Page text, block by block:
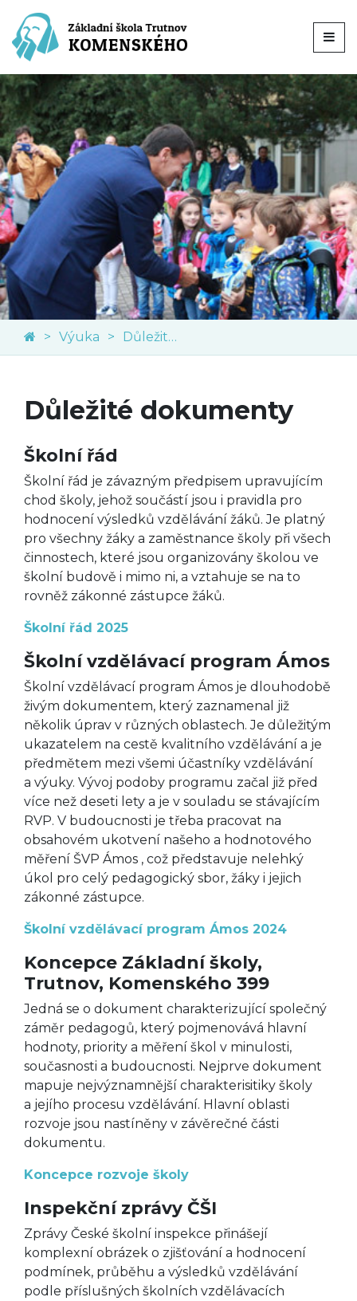
Výuka Důležité dokumenty
Důležité dokumenty
Školní řád
Školní řád je závazným předpisem upravujícím
chod školy, jehož součástí jsou i pravidla pro
hodnocení výsledků vzdělávání žáků. Je platný
pro všechny žáky a zaměstnance školy při všech
činnostech, které jsou organizovány školou ve
školní budově i mimo ni, a vztahuje se na to
rovněž zákonné zástupce žáků.
Školní řád 2025
Školní vzdělávací program Ámos
Školní vzdělávací program Ámos je dlouhodobě
živým dokumentem, který zaznamenal již
několik úprav v různých oblastech. Je důležitým
ukazatelem na cestě kvalitního vzdělávání a je
předmětem mezi všemi účastníky vzdělávání
a výuky. Vývoj podoby programu začal již před
více než deseti lety a je v souladu se stávajícím
RVP. V budoucnosti je třeba pracovat na
obsahovém ukotvení našeho a hodnotového
měření ŠVP Ámos , což představuje nelehký
úkol pro celý pedagogický sbor, žáky i jejich
zákonné zástupce.
Školní vzdělávací program Ámos 2024
Koncepce Základní školy,
Trutnov, Komenského 399
Jedná se o dokument charakterizující společný
záměr pedagogů, který pojmenovává hlavní
hodnoty, priority a měření škol v minulosti,
současnosti a budoucnosti. Nejprve dokument
mapuje nejvýznamnější charakterisitiky školy
a jejího procesu vzdělávání. Hlavní oblasti
rozvoje jsou nastíněny v závěrečné části
dokumentu.
Koncepce rozvoje školy
Inspekční zprávy ČŠI
Zprávy České školní inspekce přinášejí
komplexní obrázek o zjišťování a hodnocení
podmínek, průběhu a výsledků vzdělávání
podle příslušných školních vzdělávacích